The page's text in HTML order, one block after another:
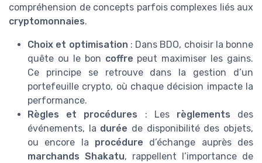
compréhension de concepts parfois complexes liés aux
cryptomonnaies.
Choix et optimisation : Dans BDO, choisir la bonne
quête ou le bon coffre peut maximiser les gains.
Ce principe se retrouve dans la gestion d’un
portefeuille crypto, où chaque décision impacte la
performance.
Règles et procédures : Les règlements des
événements, la durée de disponibilité des objets,
ou encore la procédure d’échange auprès des
marchands Shakatu, rappellent l’importance de